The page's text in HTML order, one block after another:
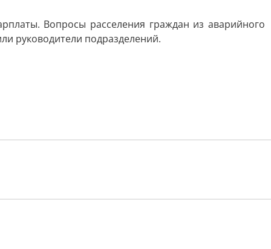
Вопросы расселения граждан из аварийного
руководители подразделений.